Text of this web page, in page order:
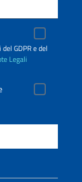
GDPR e del
Legali